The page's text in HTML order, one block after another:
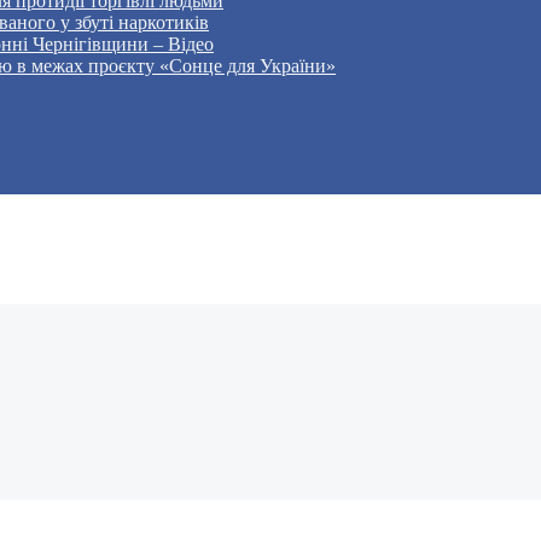
у збуті наркотиків
Чернігівщини – Відео
в межах проєкту «Сонце для України»